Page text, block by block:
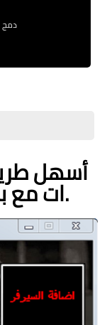
دمج
أسهل
ات مع برنامج آخر في 2024.